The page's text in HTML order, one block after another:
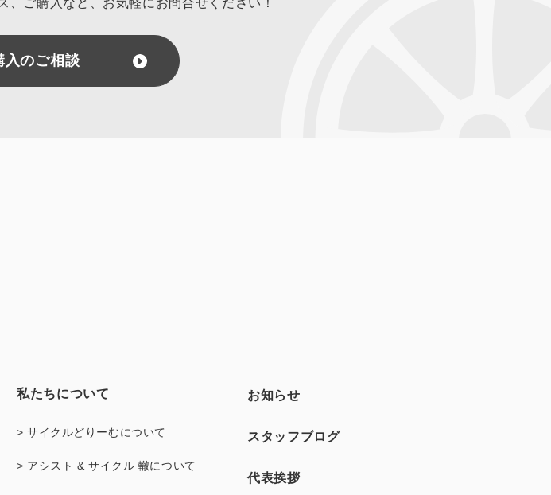
、ご購入など、 お気軽にお問合せください！
入のご相談
私たちについて
> サイクルどりーむについて
> アシスト & サイクル 轍について
お知らせ
スタッフブログ
代表挨拶